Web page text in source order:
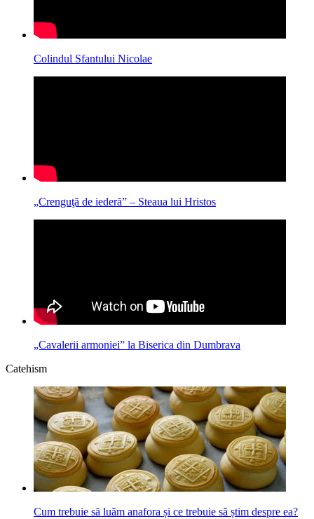
Colindul Sfantului Nicolae
„Crenguţă de iederă” – Steaua lui Hristos
„Cavalerii armoniei” la Biserica din Dumbrava
Catehism
Cum trebuie să luăm anafora și ce trebuie să știm despre ea?